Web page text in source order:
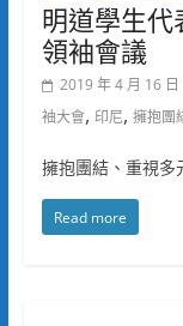
明道學生
領袖會議
2019 年 4 月 16 日
袖大會, 印尼, 擁抱團
擁抱團結、重視多
Read more